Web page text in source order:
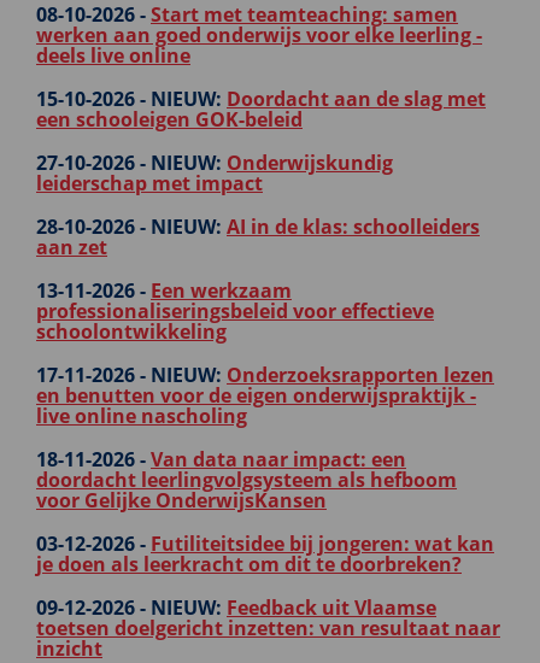
08-10-2026 -Start met teamteaching: samen
werken aan goed onderwijs voor elke leerling -
deels live online
15-10-2026 - NIEUW: Doordacht aan de slag met
een schooleigen GOK-beleid
27-10-2026 - NIEUW: Onderwijskundig
leiderschap met impact
28-10-2026 - NIEUW: AI in de klas: schoolleiders
aan zet
13-11-2026 - Een werkzaam
professionaliseringsbeleid voor effectieve
schoolontwikkeling
17-11-2026 - NIEUW: Onderzoeksrapporten lezen
en benutten voor de eigen onderwijspraktijk -
live online nascholing
18-11-2026 -Van data naar impact: een
doordacht leerlingvolgsysteem als hefboom
voor Gelijke OnderwijsKansen
03-12-2026 - Futiliteitsidee bij jongeren: wat kan
je doen als leerkracht om dit te doorbreken?
09-12-2026 - NIEUW: Feedback uit Vlaamse
toetsen doelgericht inzetten: van resultaat naar
inzicht